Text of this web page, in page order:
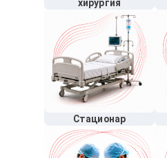
хирургия
Стационар